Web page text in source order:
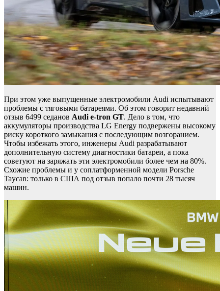
При этом уже выпущенные электромобили Audi испытывают
проблемы с тяговыми батареями. Об этом говорит недавний
отзыв 6499 седанов Audi e-tron GT. Дело в том, что
аккумуляторы производства LG Energy подвержены высокому
риску короткого замыкания с последующим возгоранием.
Чтобы избежать этого, инженеры Audi разрабатывают
дополнительную систему диагностики батареи, а пока
советуют на заряжать эти электромобили более чем на 80%.
Схожие проблемы и у соплатформенной модели Porsche
Taycan: только в США под отзыв попало почти 28 тысяч
машин.